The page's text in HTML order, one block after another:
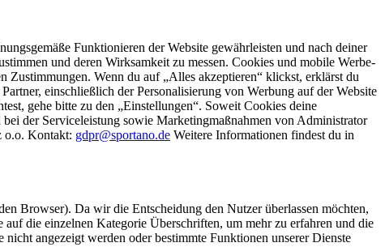
Funktionieren der Website gewährleisten und nach deiner
und deren Wirksamkeit zu messen. Cookies und mobile Werbe-
Zustimmungen. Wenn du auf „Alles akzeptieren“ klickst, erklärst du
einschließlich der Personalisierung von Werbung auf der Website
gehe bitte zu den „Einstellungen“. Soweit Cookies deine
bei der Serviceleistung sowie Marketingmaßnahmen von Administrator
o.o. Kontakt: gdpr@sportano.de Weitere Informationen findest du in
Browser). Da wir die Entscheidung den Nutzer überlassen möchten,
die einzelnen Kategorie Überschriften, um mehr zu erfahren und die
angezeigt werden oder bestimmte Funktionen unserer Dienste